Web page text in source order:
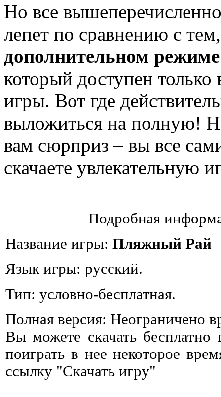
Но все
лепет по сравнению с
дополнительном
который доступен только
игры. Вот где
выложиться на полную!
вам сюрприз – вы все
скачаете увлекательную
Подробная
Название игры: Пляжный Рай
Язык игры: русский.
Тип: условно-бесплатная.
Полная версия: Неограничено
Вы можете скачать
поиграть в нее некоторое
ссылку "Скачать игру"